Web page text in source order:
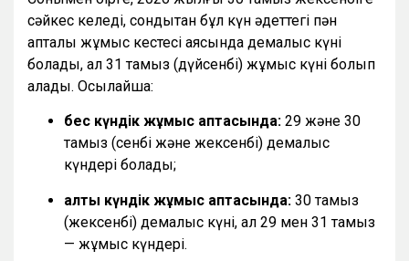
сәйкес келеді, сондықтан бұл күн әдеттегі пән
апталық жұмыс кестесі аясында демалыс күні
болады, ал 31 тамыз (дүйсенбі) жұмыс күні болып
қалады. Осылайша:
бес күндік жұмыс аптасында: 29 және 30
тамыз (сенбі және жексенбі) демалыс
күндері болады;
алты күндік жұмыс аптасында: 30 тамыз
(жексенбі) демалыс күні, ал 29 мен 31 тамыз
— жұмыс күндері.